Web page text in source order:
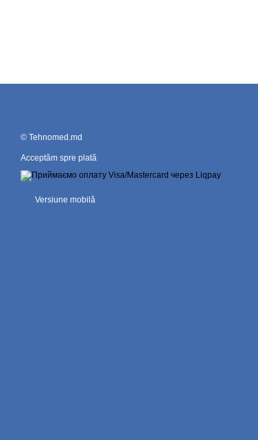
© Tehnomed.md
Acceptăm spre plată
Versiune mobilă